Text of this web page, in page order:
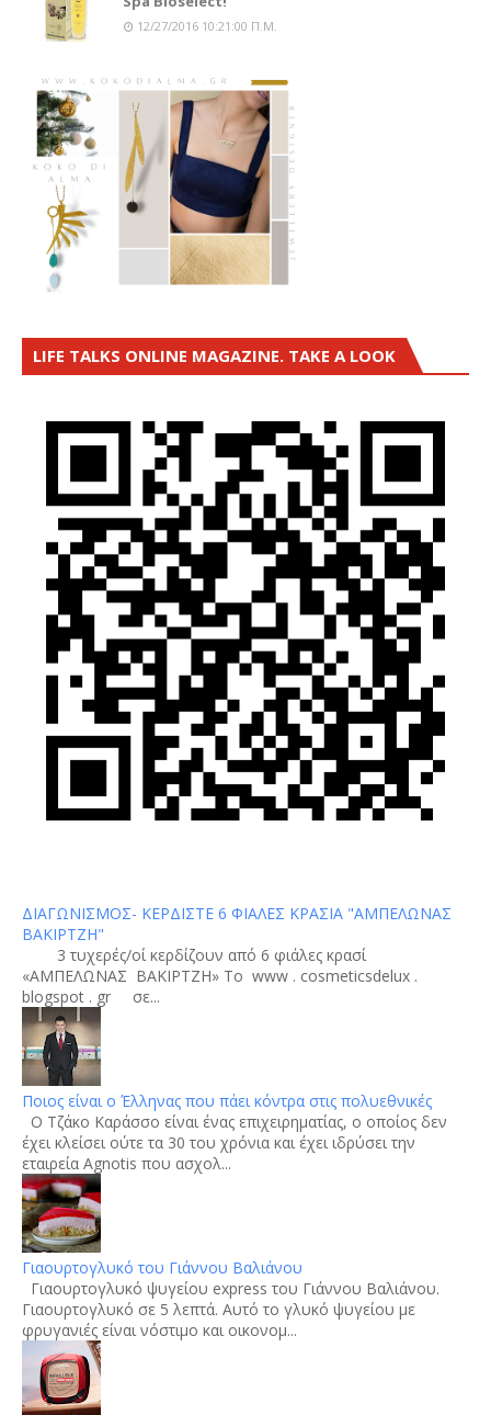
12/27/2016 10:21:00 Π.μ.
LIFE TALKS ONLINE MAGAZINE. TAKE A LOOK
ΔΙΑΓΩΝΙΣΜΟΣ- ΚΕΡΔΙΣΤΕ 6 ΦΙΑΛΕΣ ΚΡΑΣΙΑ "ΑΜΠΕΛΩΝΑΣ
ΒΑΚΙΡΤΖΗ"
3 τυχερές/οί κερδίζουν από 6 φιάλες κρασί
«ΑΜΠΕΛΩΝΑΣ ΒΑΚΙΡΤΖΗ» To www . cosmeticsdelux .
blogspot . gr σε...
Ποιος είναι ο Έλληνας που πάει κόντρα στις πολυεθνικές
Ο Τζάκο Καράσσο είναι ένας επιχειρηματίας, ο οποίος δεν
έχει κλείσει ούτε τα 30 του χρόνια και έχει ιδρύσει την
εταιρεία Agnotis που ασχολ...
Γιαουρτογλυκό του Γιάννου Βαλιάνου
Γιαουρτογλυκό ψυγείου express του Γιάννου Βαλιάνου.
Γιαουρτογλυκό σε 5 λεπτά. Αυτό το γλυκό ψυγείου με
φρυγανιές είναι νόστιμο και οικονομ...